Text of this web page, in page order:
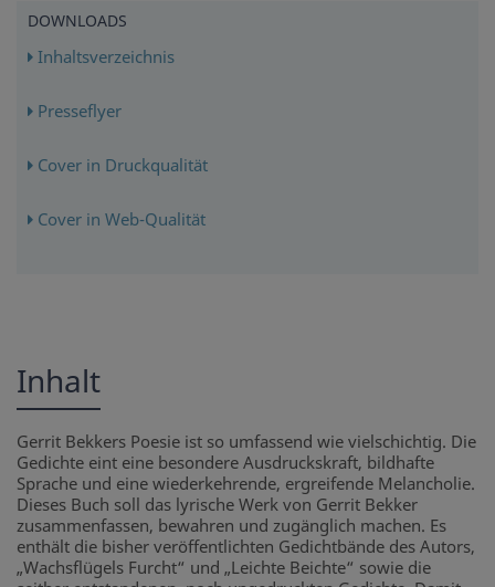
DOWNLOADS
Inhaltsverzeichnis
Presseflyer
Cover in Druckqualität
Cover in Web-Qualität
Inhalt
Gerrit Bekkers Poesie ist so umfassend wie vielschichtig. Die
Gedichte eint eine besondere Ausdruckskraft, bildhafte
Sprache und eine wiederkehrende, ergreifende Melancholie.
Dieses Buch soll das lyrische Werk von Gerrit Bekker
zusammenfassen, bewahren und zugänglich machen. Es
enthält die bisher veröffentlichten Gedichtbände des Autors,
„Wachsflügels Furcht“ und „Leichte Beichte“ sowie die